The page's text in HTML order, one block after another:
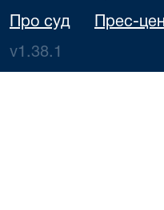
Про суд Прес-
v1.38.1